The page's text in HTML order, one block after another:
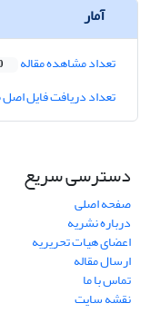
آمار
تعداد مشاهده مقاله
تعداد دریافت فایل اصل
دسترسی سریع
صفحه اصلی
درباره نشریه
اعضای هیات تحریریه
ارسال مقاله
تماس با ما
نقشه سایت